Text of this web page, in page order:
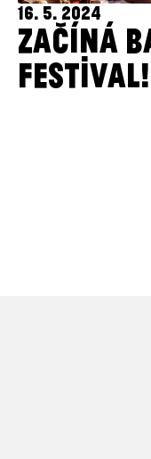
16. 5. 2024
ZAČÍNÁ
FESTIVAL!